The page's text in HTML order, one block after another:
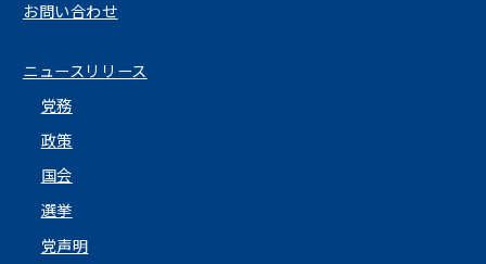
お問い合わせ
ニュースリリース
党務
政策
国会
選挙
党声明